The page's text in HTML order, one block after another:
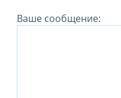
Ваше сообщение: